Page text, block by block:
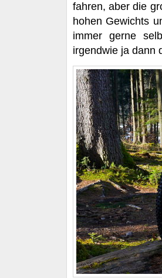
fahren, aber die
hohen Gewichts
immer gerne
irgendwie ja dann